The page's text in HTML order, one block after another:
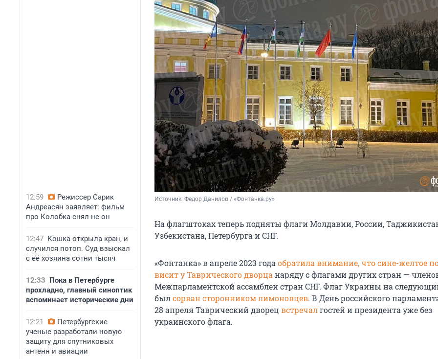
12:59
Режиссер Сарик
Андреасян заявляет: фильм
про Колобка снял не он
12:47 Кошка открыла кран, и
случился потоп. Суд взыскал
с её хозяина сотни тысяч
12:33 Пока в Петербурге
прохладно, главный синоптик
вспоминает исторические дни
12:21
Петербургские
ученые разработали новую
защиту для спутниковых
антенн и авиации
Источник: Федор Данилов / «Фонтанка.ру»
На флагштоках теперь подняты флаги Молдавии, России,
Узбекистана, Петербурга и СНГ.
«Фонтанка» в апреле 2023 года обратила внимание, что сине-желтое
висит у Таврического дворца наряду с флагами других стран —
Межпарламентской ассамблеи стран СНГ. Флаг Украины на
былсорван сторонником лимоновцев. В День российского
28 апреля Таврический дворец встречалгостей и президента уже без
украинского флага.